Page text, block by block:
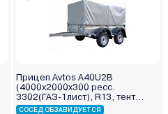
Прицеп Avtos A40U2B
(4000х2000х300 ресс.
3302(ГАЗ-1лист), R13, тент
800мм 2ос)
СОСЕД ОБЗАВИДУЕТСЯ